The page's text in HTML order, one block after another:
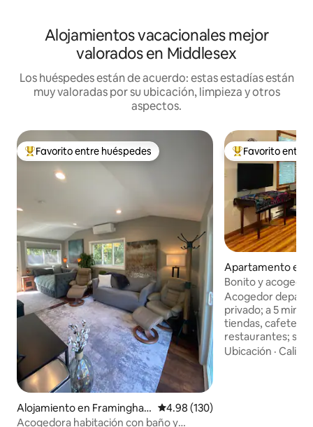
Alojamientos vacacionales mejor
valorados en Middlesex
Los huéspedes están de acuerdo: estas estadías están
muy valoradas por su ubicación, limpieza y otros
aspectos.
Favorito entre huéspedes preferido
Favorito entre huéspedes
Alojamiento en Framingha
m
Calificación promedio: 4.98 de
4.98 (130)
Acogedora habitación con baño y
Favorito entre
Favorito entre
Apartamento en
Bonito y
Groton con patio
Acogedor
privado; a 5
tiendas,
restaurantes;
River Rail y
Ubicación ·